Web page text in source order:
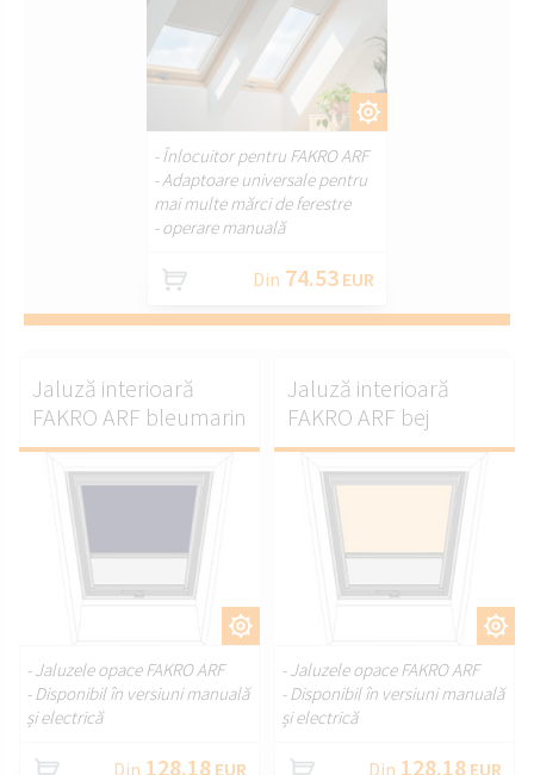
PERSONALIZAȚI.
- Înlocuitor pentru FAKRO ARF
- Adaptoare universale pentru
mai multe mărci de ferestre
- operare manuală
Din 74.53 EUR
Jaluză interioară
FAKRO ARF bleumarin
- Jaluzele opace FAKRO ARF
- Disponibil în versiuni manuală
și electrică
Din 128.18 EUR
Jaluză interioară
FAKRO ARF bej
- Jaluzele opace FAKRO ARF
- Disponibil în versiuni manuală
și electrică
Din 128.18 EUR